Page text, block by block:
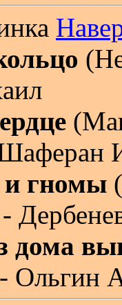
гномы
дома
Ольгин